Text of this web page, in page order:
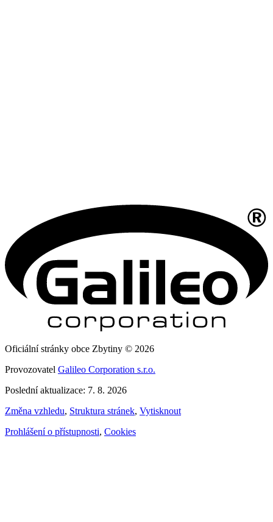
Oficiální stránky obce Zbytiny © 2026
Provozovatel Galileo Corporation s.r.o.
Poslední aktualizace: 7. 8. 2026
Změna vzhledu, Struktura stránek, Vytisknout
Prohlášení o přístupnosti, Cookies